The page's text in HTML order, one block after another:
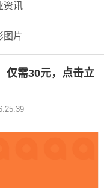
资讯
图片
仅需30元，点击立